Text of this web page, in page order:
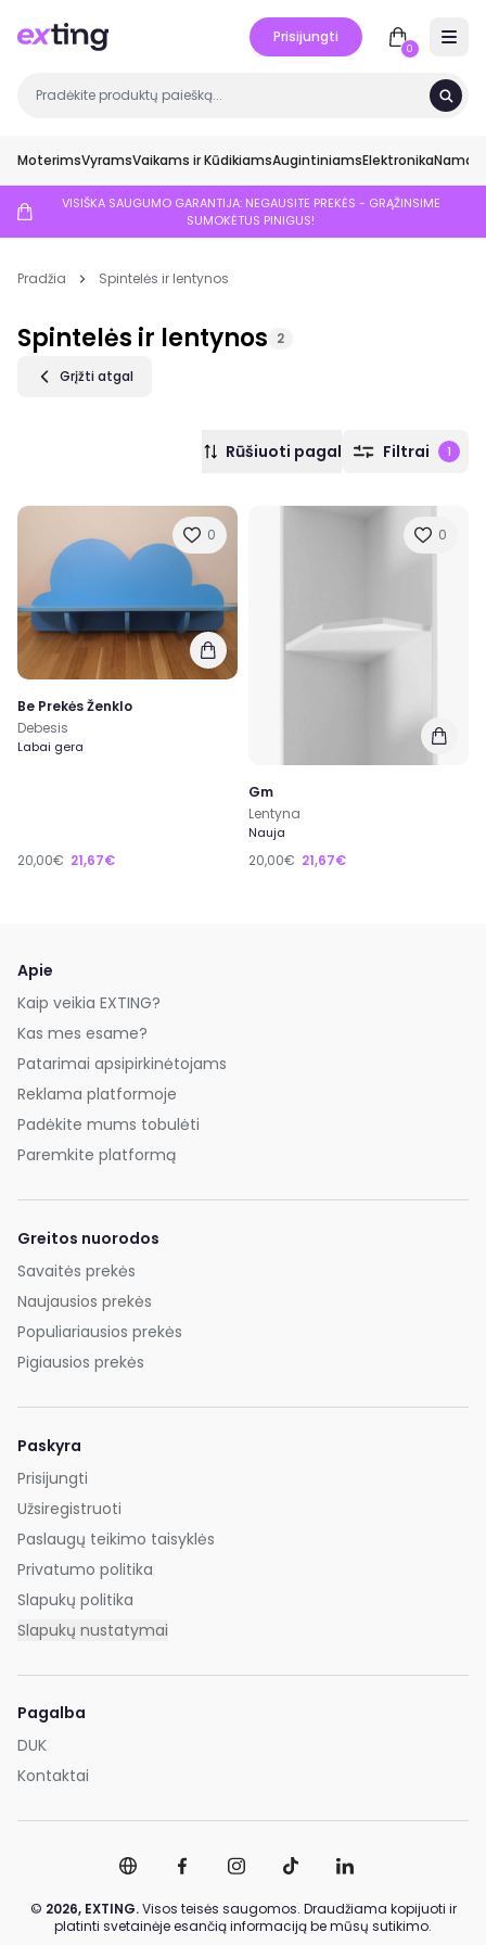
Prisijungti
0
MoterimsVyramsVaikams ir KūdikiamsAugintiniamsElektronikaNamai
VISIŠKA SAUGUMO GARANTIJA: NEGAUSITE PREKĖS - GRĄŽINSIME
SUMOKĖTUS PINIGUS!
Pradžia Spintelės ir lentynos
Spintelės ir lentynos 2
Grįžti atgal
Rūšiuoti pagal Filtrai 1
0
Be Prekės Ženklo
Debesis
Labai gera
20,00€ 21,67€
0
Gm
Lentyna
Nauja
20,00€ 21,67€
Apie
Kaip veikia EXTING?
Kas mes esame?
Patarimai apsipirkinėtojams
Reklama platformoje
Padėkite mums tobulėti
Paremkite platformą
Greitos nuorodos
Savaitės prekės
Naujausios prekės
Populiariausios prekės
Pigiausios prekės
Paskyra
Prisijungti
Užsiregistruoti
Paslaugų teikimo taisyklės
Privatumo politika
Slapukų politika
Slapukų nustatymai
Pagalba
DUK
Kontaktai
© 2026, EXTING.Visos teisės saugomos. Draudžiama kopijuoti ir
platinti svetainėje esančią informaciją be mūsų sutikimo.